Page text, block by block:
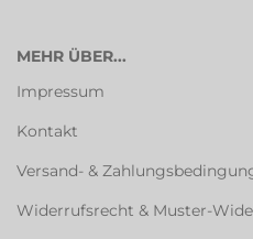
MEHR ÜBER...
Impressum
Kontakt
Versand- &
Widerrufsrecht & Muster-